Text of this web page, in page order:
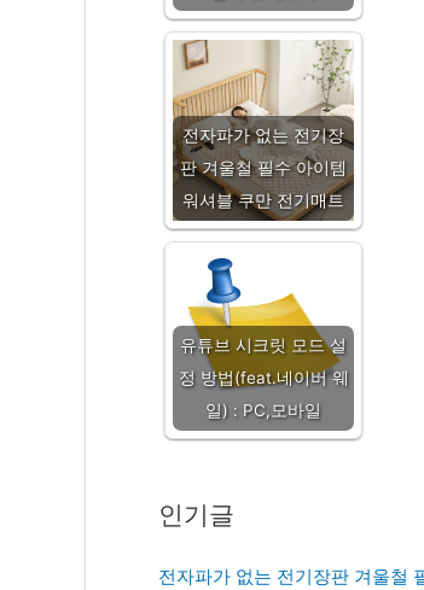
전자파가 없는 전기장
판 겨울철 필수 아이템
워셔블 쿠만 전기매트
유튜브 시크릿 모드 설
정 방법(feat.네이버 웨
일) : PC,모바일
인기글
전자파가 없는 전기장판 겨울철